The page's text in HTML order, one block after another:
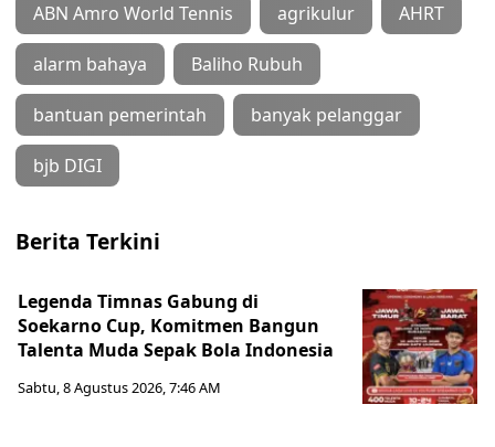
ABN Amro World Tennis agrikulur AHRT
alarm bahaya Baliho Rubuh
bantuan pemerintah banyak pelanggar
bjb DIGI
Berita Terkini
Legenda Timnas Gabung di
Soekarno Cup, Komitmen Bangun
Talenta Muda Sepak Bola Indonesia
Sabtu, 8 Agustus 2026, 7:46 AM